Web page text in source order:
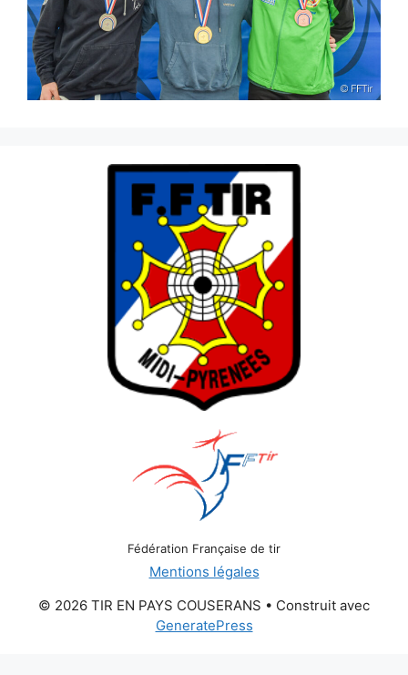
Fédération Française de tir
Mentions légales
© 2026 TIR EN PAYS COUSERANS • Construit avec
GeneratePress